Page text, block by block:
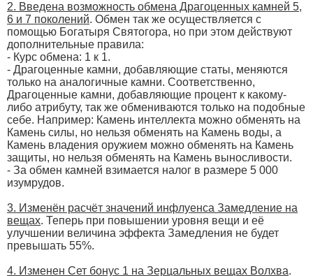
2. Введена возможность обмена Драгоценных камней 5,
6 и 7 поколений. Обмен так же осуществляется с
помощью Богатыря Святогора, но при этом действуют
дополнительные правила:
- Курс обмена: 1 к 1.
- Драгоценные камни, добавляющие статы, меняются
только на аналогичные камни. Соответственно,
Драгоценные камни, добавляющие процент к какому-
либо атрибуту, так же обмениваются только на подобные
себе. Например: Камень интеллекта можно обменять на
Камень силы, но нельзя обменять на Камень воды, а
Камень владения оружием можно обменять на Камень
защиты, но нельзя обменять на Камень выносливости.
- За обмен камней взимается налог в размере 5 000
изумрудов.
3. Изменён расчёт значений инфлуенса Замедление на
вещах. Теперь при повышении уровня вещи и её
улучшении величина эффекта Замедления не будет
превышать 55%.
4. Изменен Сет бонус 1 на Зерцальных вещах Волхва.